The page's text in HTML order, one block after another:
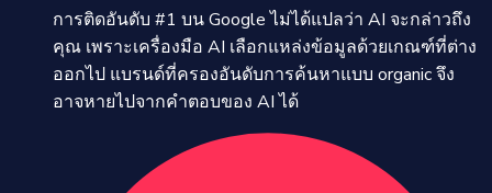
การติดอันดับ #1 บน Google ไม่ได้แปลว่า AI จะกล่าวถึง
คุณ เพราะเครื่องมือ AI เลือกแหล่งข้อมูลด้วยเกณฑ์ที่ต่าง
ออกไป แบรนด์ที่ครองอันดับการค้นหาแบบ organic จึง
อาจหายไปจากคำตอบของ AI ได้